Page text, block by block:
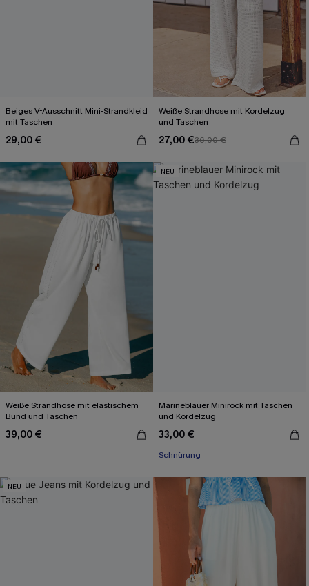
Beiges V-Ausschnitt Mini-Strandkleid
mit Taschen
29,00 €
Weiße Strandhose mit Kordelzug
und Taschen
27,00 €36,00 €
Weiße Strandhose mit elastischem
Bund und Taschen
39,00 €
NEU
Marineblauer Minirock mit Taschen
und Kordelzug
33,00 €
Schnürung
NEU